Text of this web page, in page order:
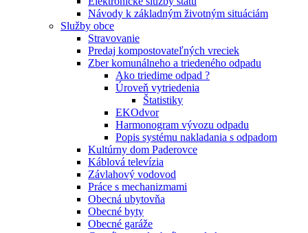
Návody k základným životným situáciám
Služby obce
Stravovanie
Predaj kompostovateľných vreciek
Zber komunálneho a triedeného odpadu
Ako triedime odpad ?
Úroveň vytriedenia
Štatistiky
EKOdvor
Harmonogram vývozu odpadu
Popis systému nakladania s odpadom
Kultúrny dom Paderovce
Káblová televízia
Závlahový vodovod
Práce s mechanizmami
Obecná ubytovňa
Obecné byty
Obecné garáže